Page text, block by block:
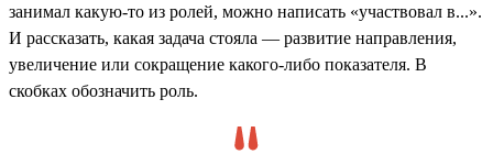
занимал какую-то из ролей, можно написать «участвовал в...».
И рассказать, какая задача стояла — развитие направления,
увеличение или сокращение какого-либо показателя. В
скобках обозначить роль.